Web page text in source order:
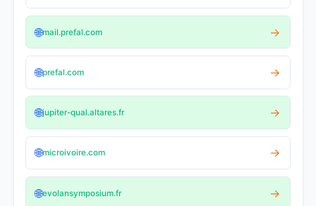
🌐mail.prefal.com →
🌐prefal.com →
🌐jupiter-qual.altares.fr →
🌐microivoire.com →
🌐evolansymposium.fr →